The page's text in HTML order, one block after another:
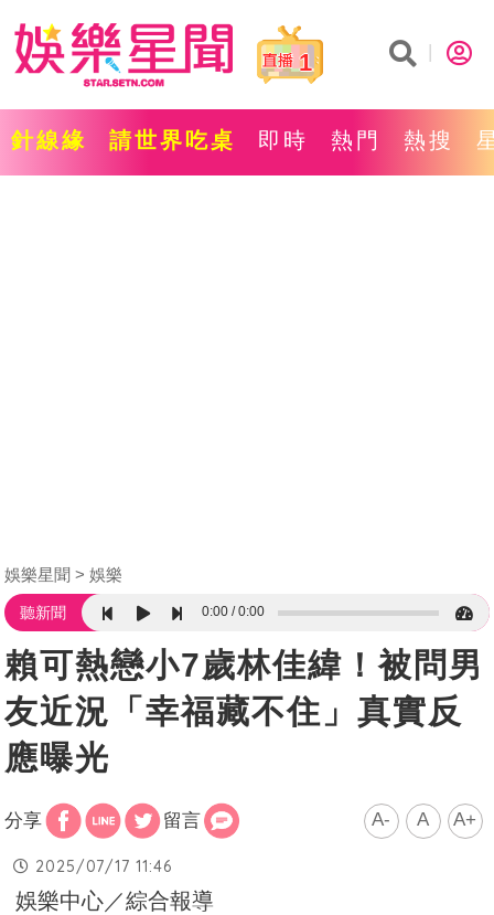
1
針線緣 請世界吃桌 即時 熱門 熱搜
娛樂星聞 娛樂
聽新聞 0:00 0:00
賴可熱戀小7歲林佳緯！被問男
友近況「幸福藏不住」真實反
應曝光
分享 留言 A- A A+
2025/07/17 11:46
娛樂中心／綜合報導